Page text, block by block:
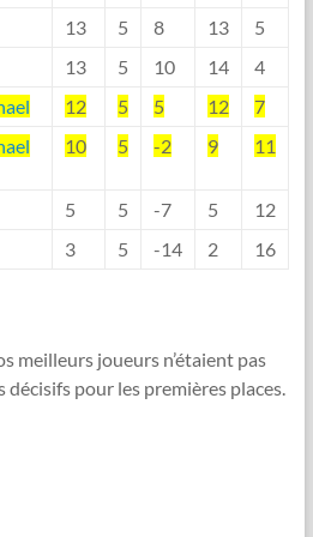
13 5 8 13
5
13 5 10 14
4
12 5 5 12
7
10 5 -2 9 11
5 5 -7 5
12
3 5 -14 2 16
meilleurs joueurs n’étaient pas
pour les premières places.